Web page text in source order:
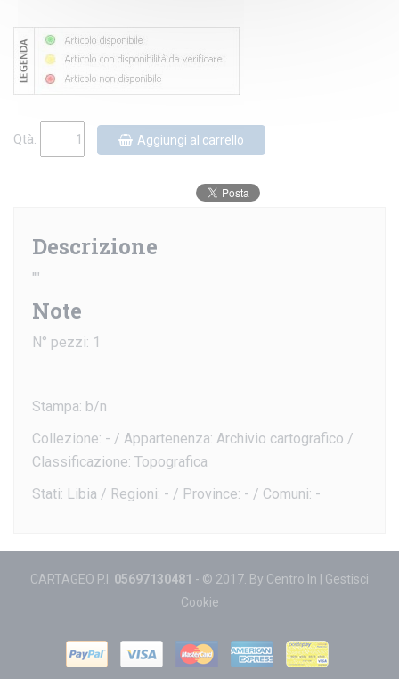
Qtà: Aggiungi al carrello
Descrizione
""
Note
N° pezzi: 1
Stampa: b/n
Collezione: - / Appartenenza: Archivio cartografico /
Classificazione: Topografica
Stati: Libia / Regioni: - / Province: - / Comuni: -
CARTAGEO P.I. 05697130481 - © 2017. By Centro In
Gestisci
Cookie